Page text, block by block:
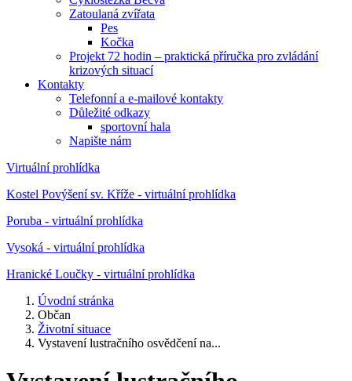
Zatoulaná zvířata
Pes
Kočka
Projekt 72 hodin – praktická příručka pro zvládání
krizových situací
Kontakty
Telefonní a e-mailové kontakty
Důležité odkazy
sportovní hala
Napište nám
Virtuální prohlídka
Kostel Povýšení sv. Kříže - virtuální prohlídka
Poruba - virtuální prohlídka
Vysoká - virtuální prohlídka
Hranické Loučky - virtuální prohlídka
Úvodní stránka
Občan
Životní situace
Vystavení lustračního osvědčení na...